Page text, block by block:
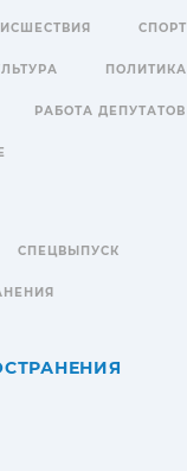
СПОРТ
ПОЛИТИКА
РАБОТА ДЕПУТАТОВ
СПЕЦВЫПУСК